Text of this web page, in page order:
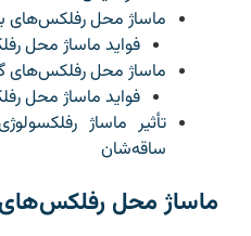
ماساژ محل رفلکس‌های
فواید ماساژ محل
ماساژ محل رفلکس‌های
فواید ماساژ محل
تأثیر ماساژ
ساقه‌شان
ماساژ محل